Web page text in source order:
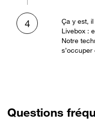
4
Ça y est,
Livebox :
Notre
s’occuper
Questions